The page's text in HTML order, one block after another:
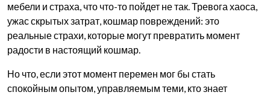
мебели и страха, что что-то пойдет не так. Тревога хаоса,
ужас скрытых затрат, кошмар повреждений: это
реальные страхи, которые могут превратить момент
радости в настоящий кошмар.
Но что, если этот момент перемен мог бы стать
спокойным опытом, управляемым теми, кто знает